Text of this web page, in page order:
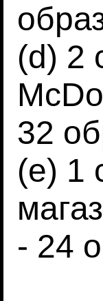
(d) 2
32
(e) 1
- 24